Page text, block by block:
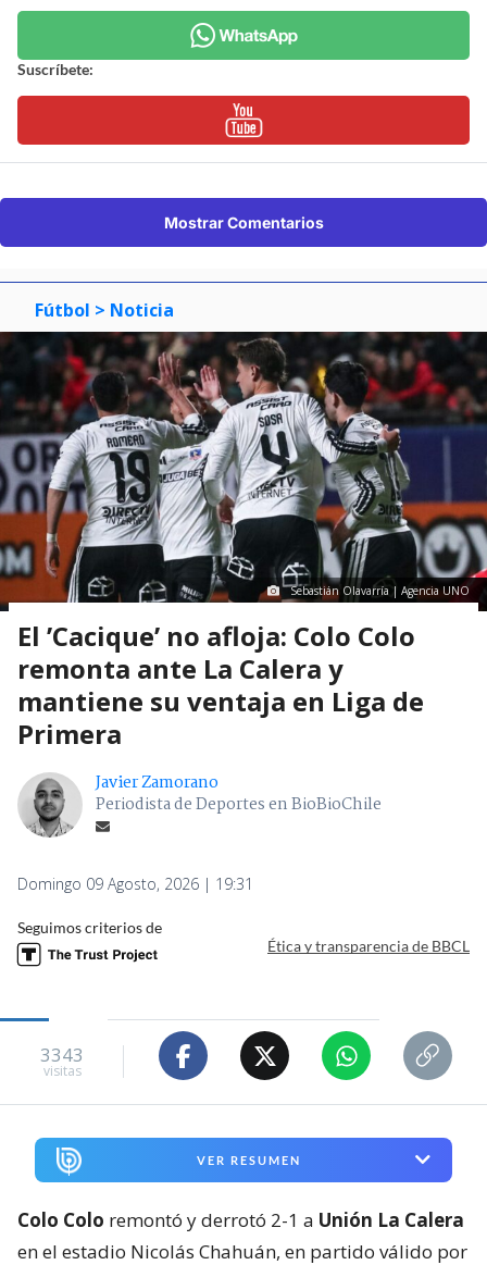
Suscríbete:
Mostrar Comentarios
Fútbol > Noticia
Sebastián Olavarría | Agencia UNO
El ’Cacique’ no afloja: Colo Colo
remonta ante La Calera y
mantiene su ventaja en Liga de
Primera
Javier Zamorano
Periodista de Deportes en BioBioChile
Domingo 09 Agosto, 2026 | 19:31
Seguimos criterios de
Ética y transparencia de BBCL
3343
visitas
VER RESUMEN
Colo Colo remontó y derrotó 2-1 a Unión La Calera
en el estadio Nicolás Chahuán, en partido válido por